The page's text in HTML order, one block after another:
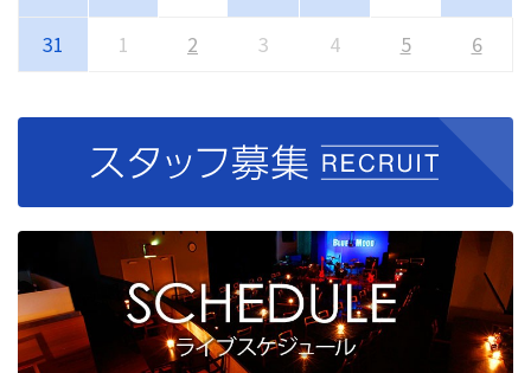
31
1 2 3 4 5 6